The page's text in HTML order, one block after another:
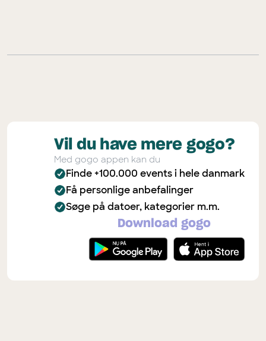
Vil du have mere gogo?
Med gogo appen kan du
Finde +100.000 events i hele danmark
Få personlige anbefalinger
Søge på datoer, kategorier m.m.
Download gogo